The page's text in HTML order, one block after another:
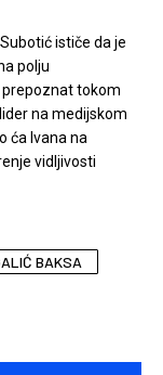
ističe da je
polju
tokom
na medijskom
ća Ivana na
vidljivosti
BAKSA